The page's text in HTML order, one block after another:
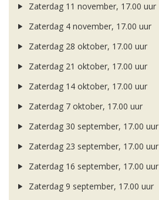
Zaterdag 11 november, 17.00 uur
Zaterdag 4 november, 17.00 uur
Zaterdag 28 oktober, 17.00 uur
Zaterdag 21 oktober, 17.00 uur
Zaterdag 14 oktober, 17.00 uur
Zaterdag 7 oktober, 17.00 uur
Zaterdag 30 september, 17.00 uur
Zaterdag 23 september, 17.00 uur
Zaterdag 16 september, 17.00 uur
Zaterdag 9 september, 17.00 uur